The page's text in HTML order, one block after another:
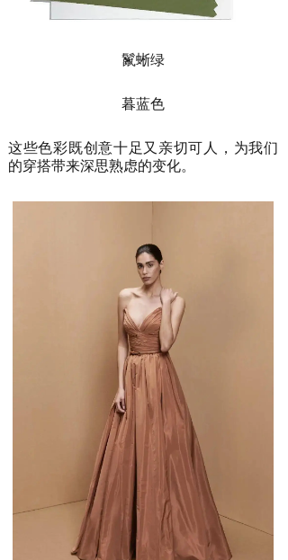
鬣蜥绿
暮蓝色
这些色彩既创意十足又亲切可人，为我们
的穿搭带来深思熟虑的变化。